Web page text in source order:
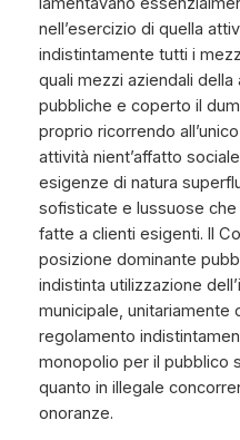
nell’esercizio di quella
indistintamente tutti i
quali mezzi aziendali
pubbliche e coperto il
proprio ricorrendo
attività nient’affatto
esigenze di natura
sofisticate e lussuose
fatte a clienti esigenti. Il
posizione dominante
indistinta utilizzazione
municipale, unitariamente
regolamento
monopolio per il pubblico
quanto in illegale
onoranze.